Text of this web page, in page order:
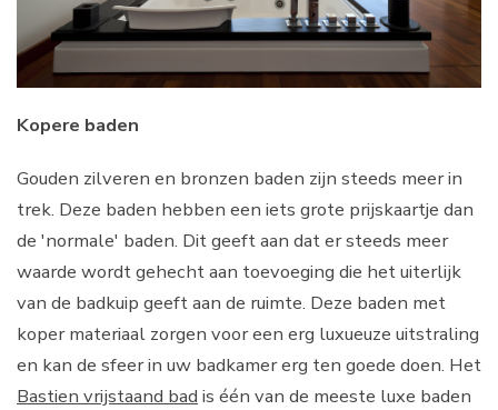
Kopere baden
Gouden zilveren en bronzen baden zijn steeds meer in
trek. Deze baden hebben een iets grote prijskaartje dan
de 'normale' baden. Dit geeft aan dat er steeds meer
waarde wordt gehecht aan toevoeging die het uiterlijk
van de badkuip geeft aan de ruimte. Deze baden met
koper materiaal zorgen voor een erg luxueuze uitstraling
en kan de sfeer in uw badkamer erg ten goede doen. Het
Bastien vrijstaand bad is één van de meeste luxe baden